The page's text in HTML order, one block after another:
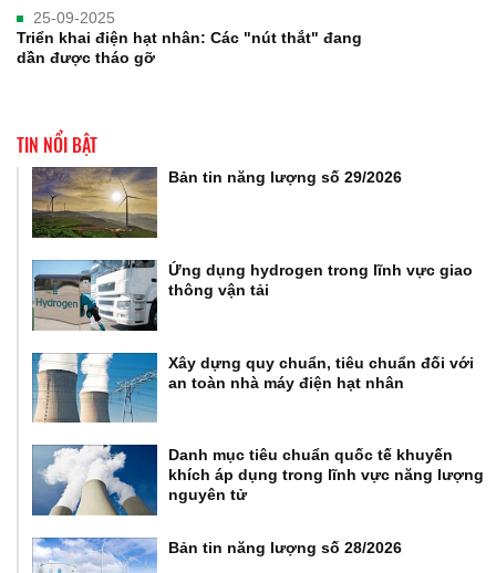
25-09-2025
Triển khai điện hạt nhân: Các "nút thắt" đang
dần được tháo gỡ
TIN NỔI BẬT
Bản tin năng lượng số 29/2026
Ứng dụng hydrogen trong lĩnh vực giao
thông vận tải
Xây dựng quy chuẩn, tiêu chuẩn đối với
an toàn nhà máy điện hạt nhân
Danh mục tiêu chuẩn quốc tế khuyến
khích áp dụng trong lĩnh vực năng lượng
nguyên tử
Bản tin năng lượng số 28/2026